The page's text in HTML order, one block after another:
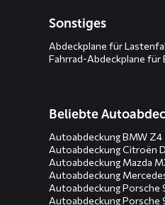
Sonstiges
Abdeckplane für
Fahrrad-Abdeckplane für
Beliebte
Autoabdeckung BMW Z4
Autoabdeckung Citroën
Autoabdeckung Mazda
Autoabdeckung
Autoabdeckung Porsche
Autoabdeckung Porsche